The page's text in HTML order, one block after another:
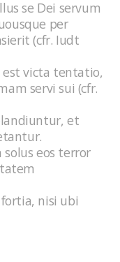
se Dei servum
per
(cfr. Iudt
est victa tentatio,
servi sui (cfr.
et
eos terror
nisi ubi